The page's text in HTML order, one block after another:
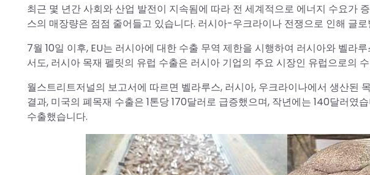
최근 몇 년간 사회와 산업 발전이 지속됨에 따라 전 세계적으로 에너지 수요가
스의 매장량은 점점 줄어들고 있습니다. 러시아-우크라이나 전쟁으로 인해 글
7월 10일 이후, EU는 러시아에 대한 수출 무역 제한을 시행하여 러시아와 벨라
서도, 러시아 목재 펠릿의 유럽 수출은 러시아 기업의 주요 시장인 유럽으로의
월스트리트저널의 보고서에 따르면 벨라루스, 러시아, 우크라이나에서 생산된
결과, 미국의 폐목재 수출은 1톤당 170달러로 급증했으며, 작년에는 140달러였
수출했습니다.